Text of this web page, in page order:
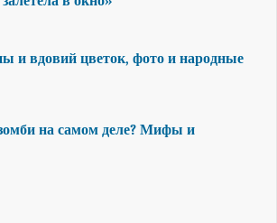
и вдовий цветок, фото и народные
на самом деле? Мифы и